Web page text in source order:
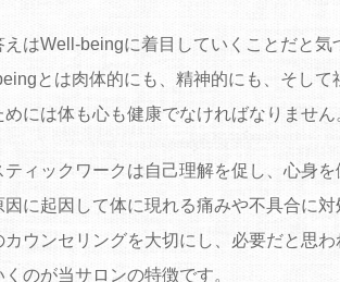
えはWell-beingに着目していくことだと気
とは肉体的にも、精神的にも、そして
には体も心も健康でなければなりません
ティックワークは自己理解を促し、心身を
因に起因して体に現れる痛みや不具合に
カウンセリングを大切にし、必要だと思
のが当サロンの特徴です。